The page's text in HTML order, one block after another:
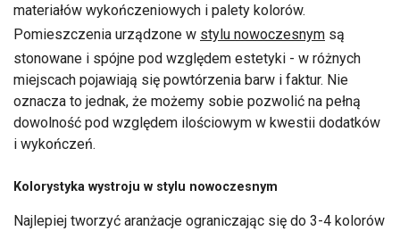
materiałów wykończeniowych i palety kolorów.
Pomieszczenia urządzone w stylu nowoczesnym są
stonowane i spójne pod względem estetyki - w różnych
miejscach pojawiają się powtórzenia barw i faktur. Nie
oznacza to jednak, że możemy sobie pozwolić na pełną
dowolność pod względem ilościowym w kwestii dodatków
i wykończeń.
Kolorystyka wystroju w stylu nowoczesnym
Najlepiej tworzyć aranżacje ograniczając się do 3-4 kolorów